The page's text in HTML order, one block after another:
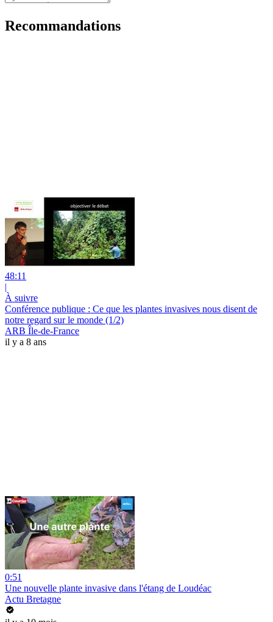
Recommandations
48:11
|
À suivre
Conférence publique : Ce que les plantes invasives nous disent de
notre regard sur le monde (1/2)
ARB Île-de-France
il y a 8 ans
0:51
Une nouvelle plante invasive dans l'étang de Loudéac
Actu Bretagne